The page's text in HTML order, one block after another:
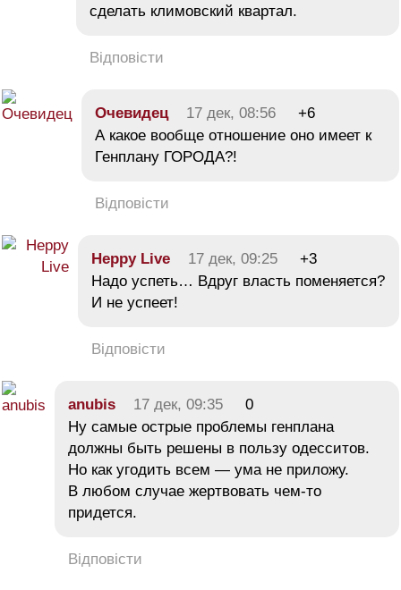
сделать климовский квартал.
Відповісти
Очевидец 17 дек, 08:56
+6
А какое вообще отношение оно имеет к
Генплану ГОРОДА?!
Відповісти
Heppy Live 17 дек, 09:25
+3
Надо успеть… Вдруг власть поменяется?
И не успеет!
Відповісти
anubis 17 дек, 09:35
0
Ну самые острые проблемы генплана
должны быть решены в пользу одесситов.
Но как угодить всем — ума не приложу.
В любом случае жертвовать чем-то
придется.
Відповісти